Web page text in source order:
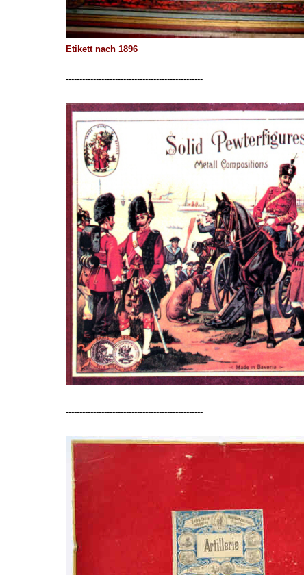
Etikett nach 1896
--------------------------------------------------
--------------------------------------------------